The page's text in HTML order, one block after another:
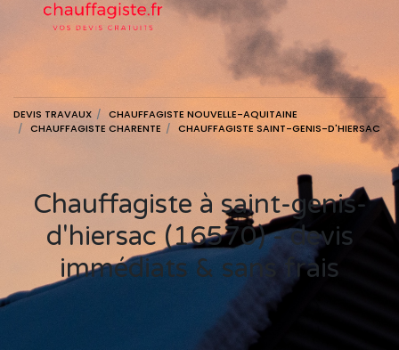
DEVIS TRAVAUX
CHAUFFAGISTE NOUVELLE-AQUITAINE
CHAUFFAGISTE CHARENTE
CHAUFFAGISTE SAINT-GENIS-D'HIERSAC
Chauffagiste à saint-genis-
d'hiersac (16570) - devis
immédiats & sans frais